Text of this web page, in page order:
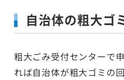
自治体の粗大ゴ
粗大ごみ受付センターで
れば自治体が粗大ゴミの